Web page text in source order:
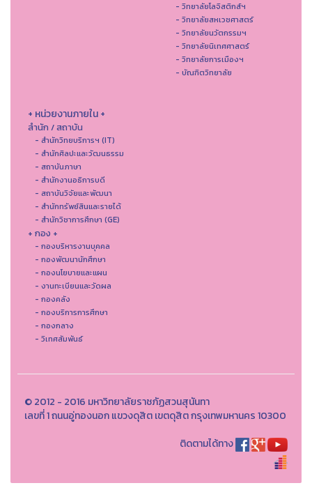
- วิทยาลัยโลจิสติกส์ฯ
- วิทยาลัยสหเวชศาสตร์
- วิทยาลัยนวัตกรรมฯ
- วิทยาลัยนิเทศศาสตร์
- วิทยาลัยการเมืองฯ
- บัณฑิตวิทยาลัย
+ หน่วยงานภายใน +
สำนัก / สถาบัน
- สำนักวิทยบริการฯ (IT)
- สํานักศิลปะและวัฒนธรรม
- สถาบันภาษา
- สำนักงานอธิการบดี
- สถาบันวิจัยและพัฒนา
- สำนักทรัพย์สินและรายได้
- สำนักวิชาการศึกษา (GE)
+ กอง +
- กองบริหารงานบุคคล
- กองพัฒนานักศึกษา
- กองนโยบายและแผน
- งานทะเบียนและวัดผล
- กองคลัง
- กองบริการการศึกษา
- กองกลาง
- วิเทศสัมพันธ์
© 2012 - 2016 มหาวิทยาลัยราชภัฏสวนสุนันทา
เลขที่ 1 ถนนอู่ทองนอก แขวงดุสิต เขตดุสิต กรุงเทพมหานคร 10300
ติดตามได้ทาง